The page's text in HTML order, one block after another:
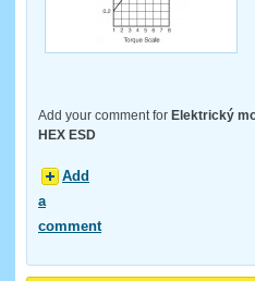
Add your comment for Elektrický
HEX ESD
Add
a
comment